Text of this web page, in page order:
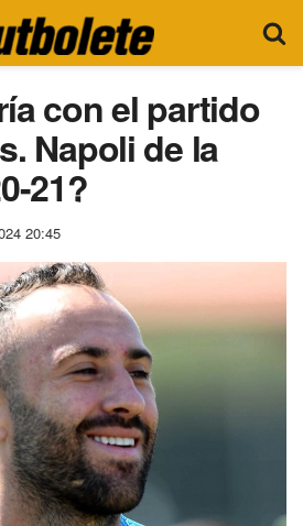
con el partido
Napoli de la
21?
20:45